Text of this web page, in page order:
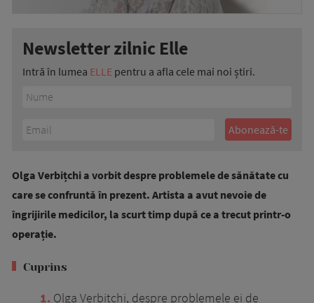
Newsletter zilnic Elle
Intră în lumea ELLE pentru a afla cele mai noi știri.
Olga Verbițchi a vorbit despre problemele de sănătate cu
care se confruntă în prezent. Artista a avut nevoie de
îngrijirile medicilor, la scurt timp după ce a trecut printr-o
operație.
Cuprins
1 Olga Verbițchi, despre problemele ei de